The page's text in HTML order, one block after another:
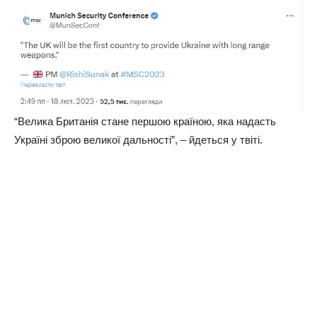
“Велика Британія стане першою країною, яка надасть
Україні зброю великої дальності”, – йдеться у твіті.